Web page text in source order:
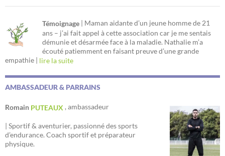
Témoignage | Maman aidante d’un jeune homme de 21
ans – j’ai fait appel à cette association car je me sentais
démunie et désarmée face à la maladie. Nathalie m’a
écouté patiemment en faisant preuve d’une grande
empathie | lire la suite
AMBASSADEUR & PARRAINS
Romain PUTEAUX , ambassadeur
| Sportif & aventurier, passionné des sports
d’endurance. Coach sportif et préparateur
physique.